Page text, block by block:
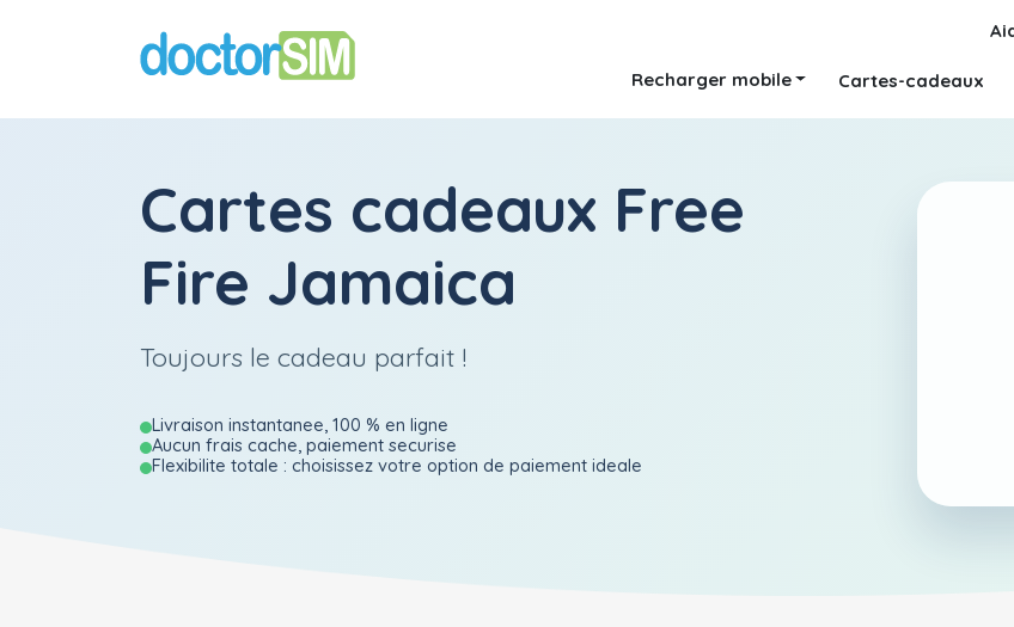
Recharger mobile Cartes-cadeaux
Cartes cadeaux Free
Fire Jamaica
Toujours le cadeau parfait !
Livraison instantanee, 100 % en ligne
Aucun frais cache, paiement securise
Flexibilite totale : choisissez votre option de paiement ideale